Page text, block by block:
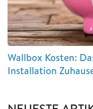
Wallbox Kosten:
Installation